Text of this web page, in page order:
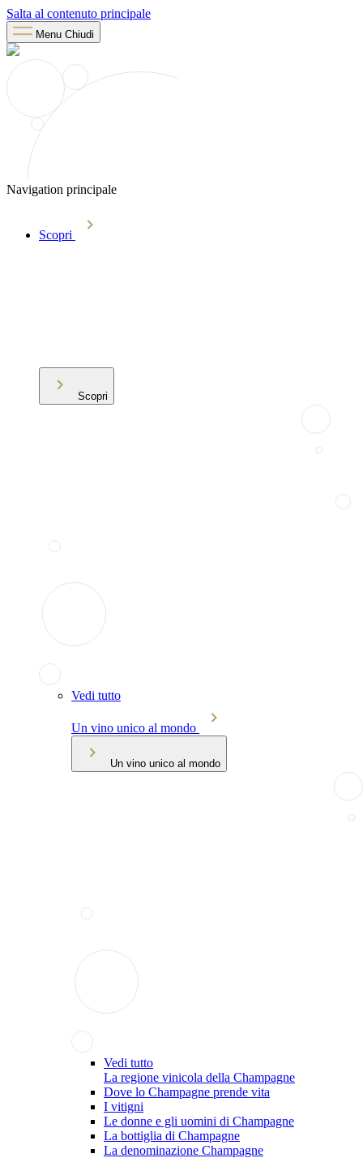
Salta al contenuto principale
Menu Chiudi
Navigation principale
Scopri
Scopri
Vedi tutto
Un vino unico al mondo
Un vino unico al mondo
Vedi tutto
La regione vinicola della Champagne
Dove lo Champagne prende vita
I vitigni
Le donne e gli uomini di Champagne
La bottiglia di Champagne
La denominazione Champagne